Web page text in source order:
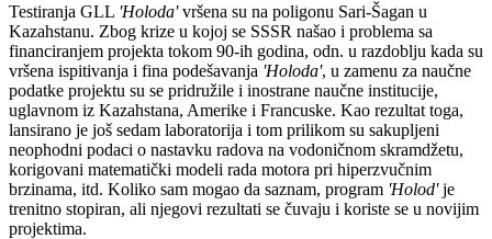
Testiranja GLL 'Holoda'vršena su na poligonu Sari-Šagan u
Kazahstanu. Zbog krize u kojoj se SSSR našao i problema sa
financiranjem projekta tokom 90-ih godina, odn. u razdoblju kada su
vršena ispitivanja i fina podešavanja 'Holoda', u zamenu za naučne
podatke projektu su se pridružile i inostrane naučne institucije,
uglavnom iz Kazahstana, Amerike i Francuske. Kao rezultat toga,
lansirano je još sedam laboratorija i tom prilikom su sakupljeni
neophodni podaci o nastavku radova na vodoničnom skramdžetu,
korigovani matematički modeli rada motora pri hiperzvučnim
brzinama, itd. Koliko sam mogao da saznam, program 'Holod'je
trenitno stopiran, ali njegovi rezultati se čuvaju i koriste se u novijim
projektima.